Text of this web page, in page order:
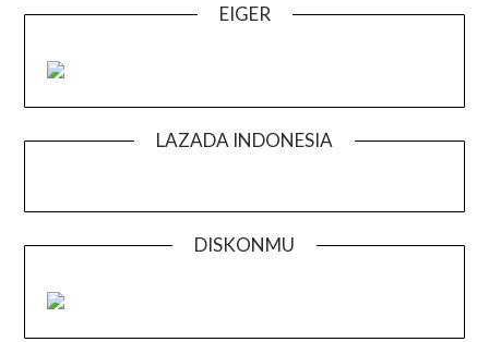
EIGER
LAZADA INDONESIA
DISKONMU